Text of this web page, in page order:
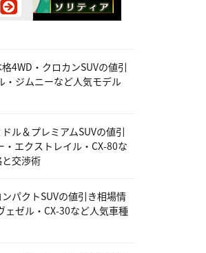
4WD・クロカンSUVの値引
・ジムニーなど人気モデル
ル＆プレミアムSUVの値引
・エクストレイル・CX-80な
交渉術
ンパクトSUVの値引き相場情
ェゼル・CX-30など人気車種